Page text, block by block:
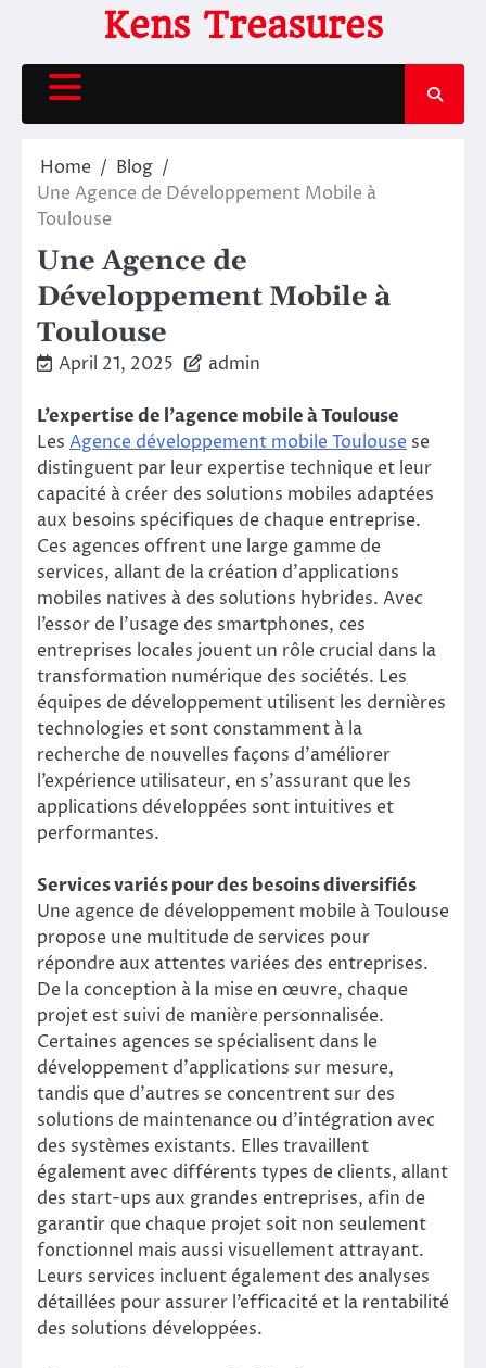
content
Kens Treasures
Home
Blog
Une Agence de Développement Mobile à
Toulouse
Une Agence de
Développement Mobile à
Toulouse
April 21, 2025 admin
L’expertise de l’agence mobile à Toulouse
Les Agence développement mobile Toulouse se
distinguent par leur expertise technique et leur
capacité à créer des solutions mobiles adaptées
aux besoins spécifiques de chaque entreprise.
Ces agences offrent une large gamme de
services, allant de la création d’applications
mobiles natives à des solutions hybrides. Avec
l’essor de l’usage des smartphones, ces
entreprises locales jouent un rôle crucial dans la
transformation numérique des sociétés. Les
équipes de développement utilisent les dernières
technologies et sont constamment à la
recherche de nouvelles façons d’améliorer
l’expérience utilisateur, en s’assurant que les
applications développées sont intuitives et
performantes.
Services variés pour des besoins diversifiés
Une agence de développement mobile à Toulouse
propose une multitude de services pour
répondre aux attentes variées des entreprises.
De la conception à la mise en œuvre, chaque
projet est suivi de manière personnalisée.
Certaines agences se spécialisent dans le
développement d’applications sur mesure,
tandis que d’autres se concentrent sur des
solutions de maintenance ou d’intégration avec
des systèmes existants. Elles travaillent
également avec différents types de clients, allant
des start-ups aux grandes entreprises, afin de
garantir que chaque projet soit non seulement
fonctionnel mais aussi visuellement attrayant.
Leurs services incluent également des analyses
détaillées pour assurer l’efficacité et la rentabilité
des solutions développées.